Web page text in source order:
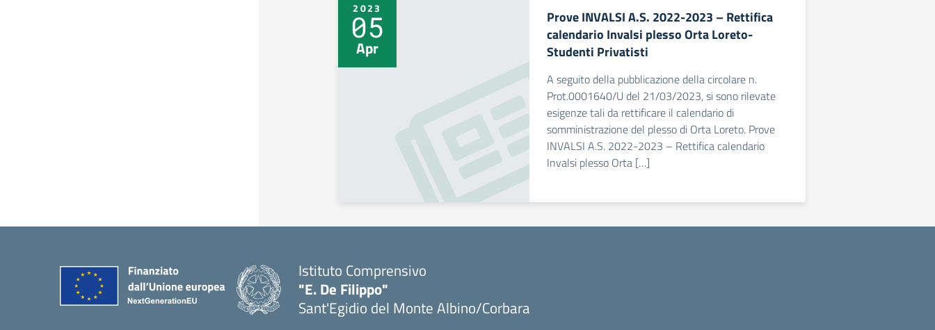
2023
05
Apr
Prove INVALSI A.S. 2022-2023 – Rettifica
calendario Invalsi plesso Orta Loreto-
Studenti Privatisti
A seguito della pubblicazione della circolare n.
Prot.0001640/U del 21/03/2023, si sono rilevate
esigenze tali da rettificare il calendario di
somministrazione del plesso di Orta Loreto. Prove
INVALSI A.S. 2022-2023 – Rettifica calendario
Invalsi plesso Orta […]
Istituto Comprensivo
"E. De Filippo"
Sant'Egidio del Monte Albino/Corbara